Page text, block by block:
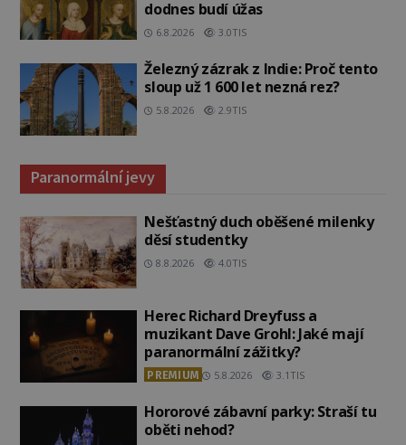
dodnes budí úžas
6.8.2026 3.0TIS
Železný zázrak z Indie: Proč tento
sloup už 1 600 let nezná rez?
5.8.2026 2.9TIS
Paranormální jevy
Nešťastný duch oběšené milenky
děsí studentky
8.8.2026 4.0TIS
Herec Richard Dreyfuss a
muzikant Dave Grohl: Jaké mají
paranormální zážitky?
PREMIUM 5.8.2026 3.1TIS
Hororové zábavní parky: Straší tu
oběti nehod?